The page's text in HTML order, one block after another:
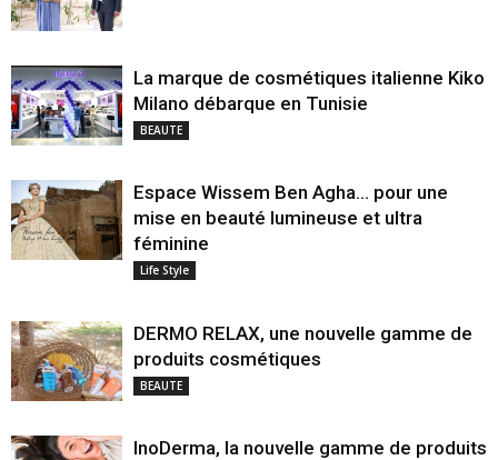
La marque de cosmétiques italienne Kiko
Milano débarque en Tunisie
BEAUTE
Espace Wissem Ben Agha… pour une
mise en beauté lumineuse et ultra
féminine
Life Style
DERMO RELAX, une nouvelle gamme de
produits cosmétiques
BEAUTE
InoDerma, la nouvelle gamme de produits